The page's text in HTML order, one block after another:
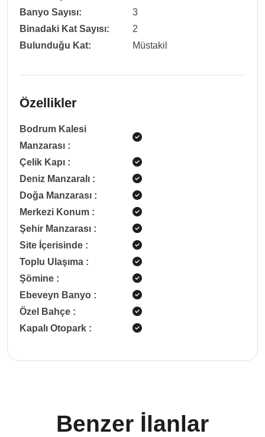
Banyo Sayısı:
3
Binadaki Kat Sayısı:
2
Bulunduğu Kat:
Müstakil
Özellikler
Bodrum Kalesi
Manzarası :
Çelik Kapı :
Deniz Manzaralı :
Doğa Manzarası :
Merkezi Konum :
Şehir Manzarası :
Site İçerisinde :
Toplu Ulaşıma :
Şömine :
Ebeveyn Banyo :
Özel Bahçe :
Kapalı Otopark :
Benzer İlanlar